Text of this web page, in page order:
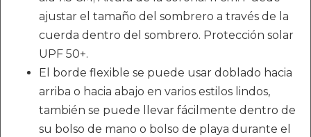
ajustar el tamaño del sombrero a través de la
cuerda dentro del sombrero. Protección solar
UPF 50+.
El borde flexible se puede usar doblado hacia
arriba o hacia abajo en varios estilos lindos,
también se puede llevar fácilmente dentro de
su bolso de mano o bolso de playa durante el